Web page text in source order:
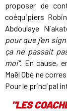
proposer de
coéquipiers
Abdoulaye
pour que j'en
ça ne passait
moi". En cause,
Maël Obé ne
Pour le principal
"LES